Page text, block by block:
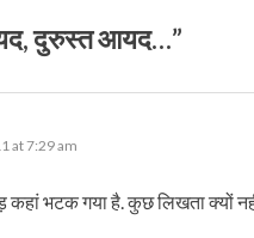
दुरुस्‍त आयद…”
at 7:29 am
भटक गया है. कुछ लिखता क्यों